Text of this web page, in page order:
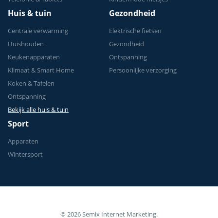
Huis & tuin
Centrale verwarming
Huishouden
Keukenapparaten
Klimaat & Smart Home
Koken & Tafelen
Ontspanning
Bekijk alle huis & tuin
Gezondheid
Elektrische fietsen
Gezondheid
Ontspanning
Persoonlijke verzorging
Sport
Apparaten
Wintersport
© 2026 Semix Internet Marketing.